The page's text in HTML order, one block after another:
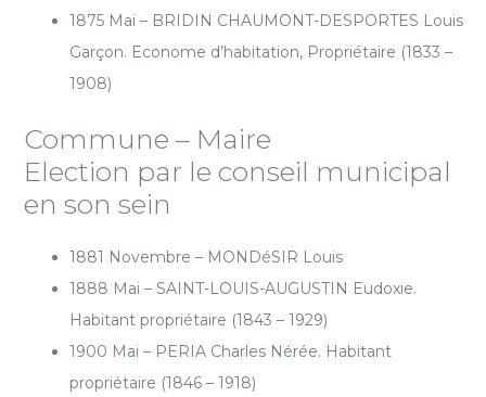
1875 Mai – BRIDIN CHAUMONT-DESPORTES Louis
Garçon. Econome d’habitation, Propriétaire (1833 –
1908)
Commune – Maire
Election par le conseil municipal
en son sein
1881 Novembre – MONDéSIR Louis
1888 Mai – SAINT-LOUIS-AUGUSTIN Eudoxie.
Habitant propriétaire (1843 – 1929)
1900 Mai – PERIA Charles Nérée. Habitant
propriétaire (1846 – 1918)